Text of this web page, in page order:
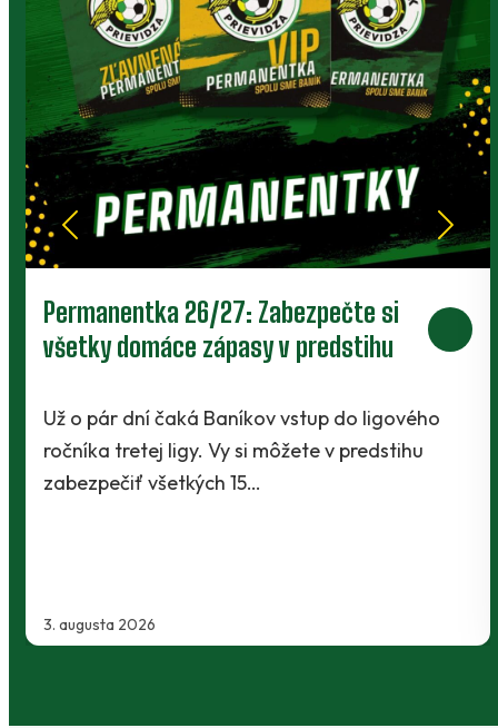
Prievidza postúpila do 2. kola
V Kanianke rozhodol z penalty v
Baníci vstúpili do ostrej sezóny
Slovnaft Cupu, keď vycestovali do